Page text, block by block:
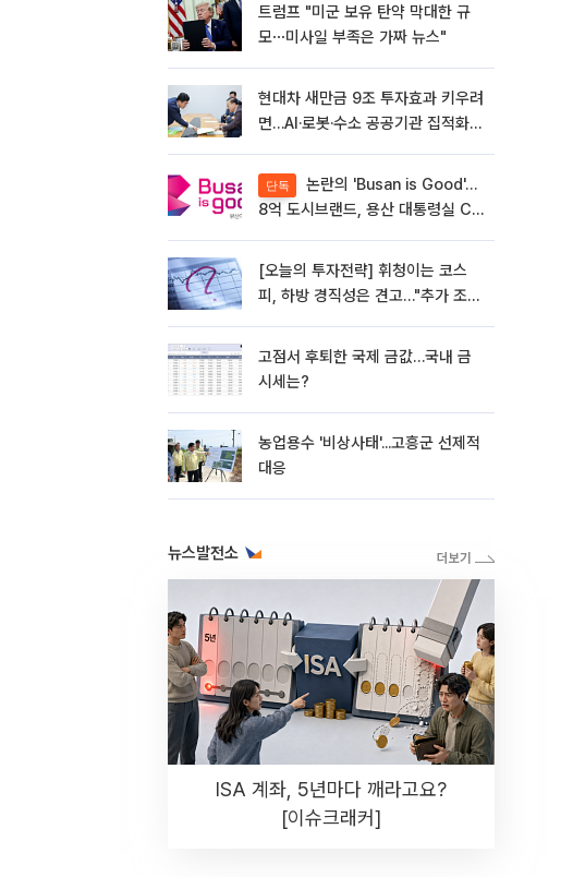
트럼프 "미군 보유 탄약 막대한 규
모⋯미사일 부족은 가짜 뉴스"
현대차 새만금 9조 투자효과 키우려
면…AI·로봇·수소 공공기관 집적화
단독
8억 도시브랜드, 용산 대통령실 CI
[오늘의 투자전략] 휘청이는 코스
피, 하방 경직성은 견고…"추가 조정
고점서 후퇴한 국제 금값…국내 금
시세는?
농업용수 '비상사태'...고흥군 선제적
대응
뉴스발전소
ISA 계좌, 5년마다 깨라고요?
[이슈크래커]